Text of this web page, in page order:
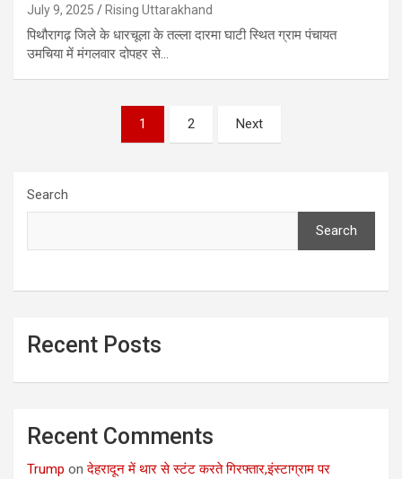
July 9, 2025 Rising Uttarakhand
पिथौरागढ़ जिले के धारचूला के तल्ला दारमा घाटी स्थित ग्राम पंचायत
उमचिया में मंगलवार दोपहर से…
1 2 Next
Search
Search
Recent Posts
Recent Comments
Trump onदेहरादून में थार से स्टंट करते गिरफ्तार,इंस्टाग्राम पर